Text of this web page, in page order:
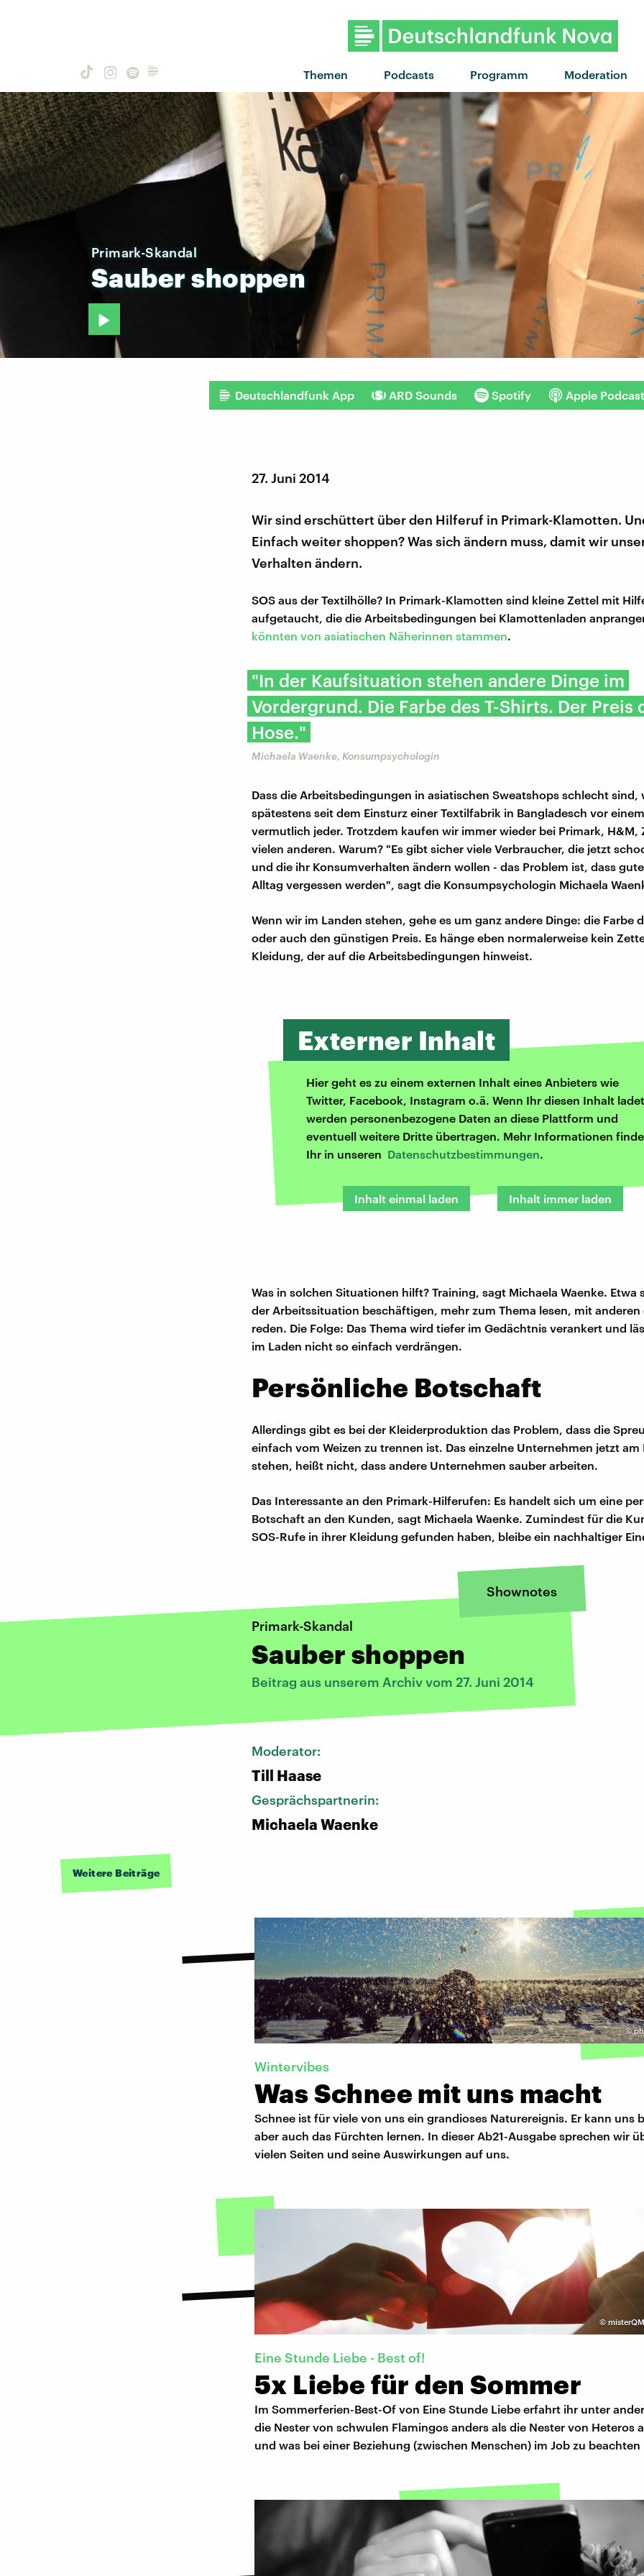
Themen Podcasts Programm Moderation
"Free" von Little Simz ·
Primark-Skandal
Sauber shoppen
Deutschlandfunk App ARD Sounds Spotify Apple
27. Juni 2014
Wir sind erschüttert über den Hilferuf in Primark-Klamotten.
Einfach weiter shoppen? Was sich ändern muss, damit wir
Verhalten ändern.
SOS aus der Textilhölle? In Primark-Klamotten sind kleine Zettel mit
aufgetaucht, die die Arbeitsbedingungen bei Klamottenladen
könnten von asiatischen Näherinnen stammen.
"In der Kaufsituation stehen andere Dinge im
Vordergrund. Die Farbe des T-Shirts. Der Preis
Hose."
Michaela Waenke, Konsumpsychologin
Dass die Arbeitsbedingungen in asiatischen Sweatshops schlecht sind,
spätestens seit dem Einsturz einer Textilfabrik in Bangladesch vor
vermutlich jeder. Trotzdem kaufen wir immer wieder bei Primark, H&M,
vielen anderen. Warum? "Es gibt sicher viele Verbraucher, die jetzt
und die ihr Konsumverhalten ändern wollen - das Problem ist, dass
Alltag vergessen werden", sagt die Konsumpsychologin Michaela
Wenn wir im Landen stehen, gehe es um ganz andere Dinge: die Farbe
oder auch den günstigen Preis. Es hänge eben normalerweise kein
Kleidung, der auf die Arbeitsbedingungen hinweist.
Externer Inhalt
Hier geht es zu einem externen Inhalt eines Anbieters wie
Twitter, Facebook, Instagram o.ä. Wenn Ihr diesen Inhalt
werden personenbezogene Daten an diese Plattform und
eventuell weitere Dritte übertragen. Mehr Informationen
Ihr in unseren Datenschutzbestimmungen.
Inhalt einmal laden Inhalt immer laden
Was in solchen Situationen hilft? Training, sagt Michaela Waenke. Etwa
der Arbeitssituation beschäftigen, mehr zum Thema lesen, mit anderen
reden. Die Folge: Das Thema wird tiefer im Gedächtnis verankert und
im Laden nicht so einfach verdrängen.
Persönliche Botschaft
Allerdings gibt es bei der Kleiderproduktion das Problem, dass die
einfach vom Weizen zu trennen ist. Das einzelne Unternehmen jetzt am
stehen, heißt nicht, dass andere Unternehmen sauber arbeiten.
Das Interessante an den Primark-Hilferufen: Es handelt sich um eine
Botschaft an den Kunden, sagt Michaela Waenke. Zumindest für die
SOS-Rufe in ihrer Kleidung gefunden haben, bleibe ein nachhaltiger
Shownotes
Primark-Skandal
Sauber shoppen
Beitrag aus unserem Archiv vom 27. Juni 2014
Moderator:
Till Haase
Gesprächspartnerin:
Michaela Waenke
Weitere Beiträge
©
Wintervibes
Was Schnee mit uns macht
Schnee ist für viele von uns ein grandioses Naturereignis. Er kann uns
aber auch das Fürchten lernen. In dieser Ab21-Ausgabe sprechen wir
vielen Seiten und seine Auswirkungen auf uns.
©
Eine Stunde Liebe - Best of!
5x Liebe für den Sommer
Im Sommerferien-Best-Of von Eine Stunde Liebe erfahrt ihr unter
die Nester von schwulen Flamingos anders als die Nester von Heteros
und was bei einer Beziehung (zwischen Menschen) im Job zu beachten